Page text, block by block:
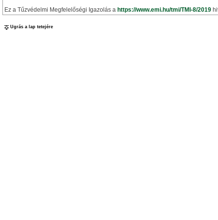
Ez a Tűzvédelmi Megfelelőségi Igazolás a https://www.emi.hu/tmi/TMI-8/2019
Ugrás a lap tetejére